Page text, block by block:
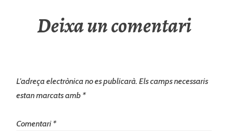
Deixa un comentari
L'adreça electrònica no es publicarà. Els camps necessaris
estan marcats amb *
Comentari *